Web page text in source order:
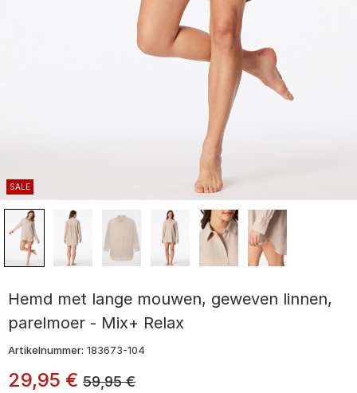
SALE
Hemd met lange mouwen, geweven linnen,
parelmoer - Mix+ Relax
Artikelnummer: 183673-104
29,95 € 59,95 €